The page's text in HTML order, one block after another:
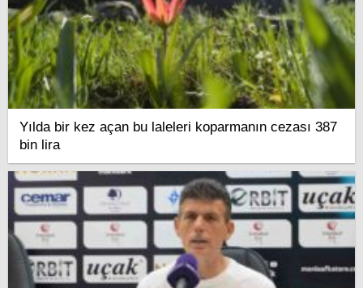
Yılda bir kez açan bu laleleri koparmanın cezası 387
bin lira